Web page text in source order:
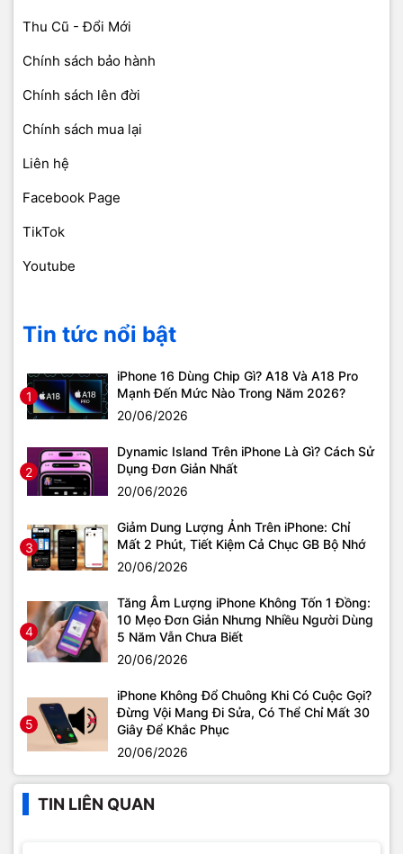
Thu Cũ - Đổi Mới
Chính sách bảo hành
Chính sách lên đời
Chính sách mua lại
Liên hệ
Facebook Page
TikTok
Youtube
Tin tức nổi bật
1
iPhone 16 Dùng Chip Gì? A18 Và A18 Pro
Mạnh Đến Mức Nào Trong Năm 2026?
20/06/2026
2
Dynamic Island Trên iPhone Là Gì? Cách Sử
Dụng Đơn Giản Nhất
20/06/2026
3
Giảm Dung Lượng Ảnh Trên iPhone: Chỉ
Mất 2 Phút, Tiết Kiệm Cả Chục GB Bộ Nhớ
20/06/2026
4
Tăng Âm Lượng iPhone Không Tốn 1 Đồng:
10 Mẹo Đơn Giản Nhưng Nhiều Người Dùng
5 Năm Vẫn Chưa Biết
20/06/2026
5
iPhone Không Đổ Chuông Khi Có Cuộc Gọi?
Đừng Vội Mang Đi Sửa, Có Thể Chỉ Mất 30
Giây Để Khắc Phục
20/06/2026
TIN LIÊN QUAN